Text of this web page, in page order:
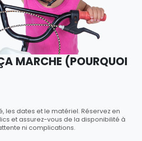
MARCHE (POURQUOI
les dates et le matériel. Réservez en
et assurez-vous de la disponibilité à
ni complications.